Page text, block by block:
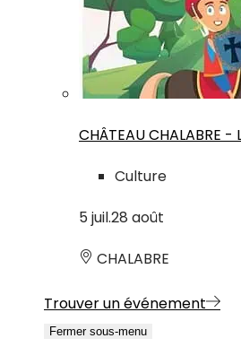
CHÂTEAU CHALABRE -
Culture
5 juil.28 août
CHALABRE
Trouver un événement
Fermer sous-menu